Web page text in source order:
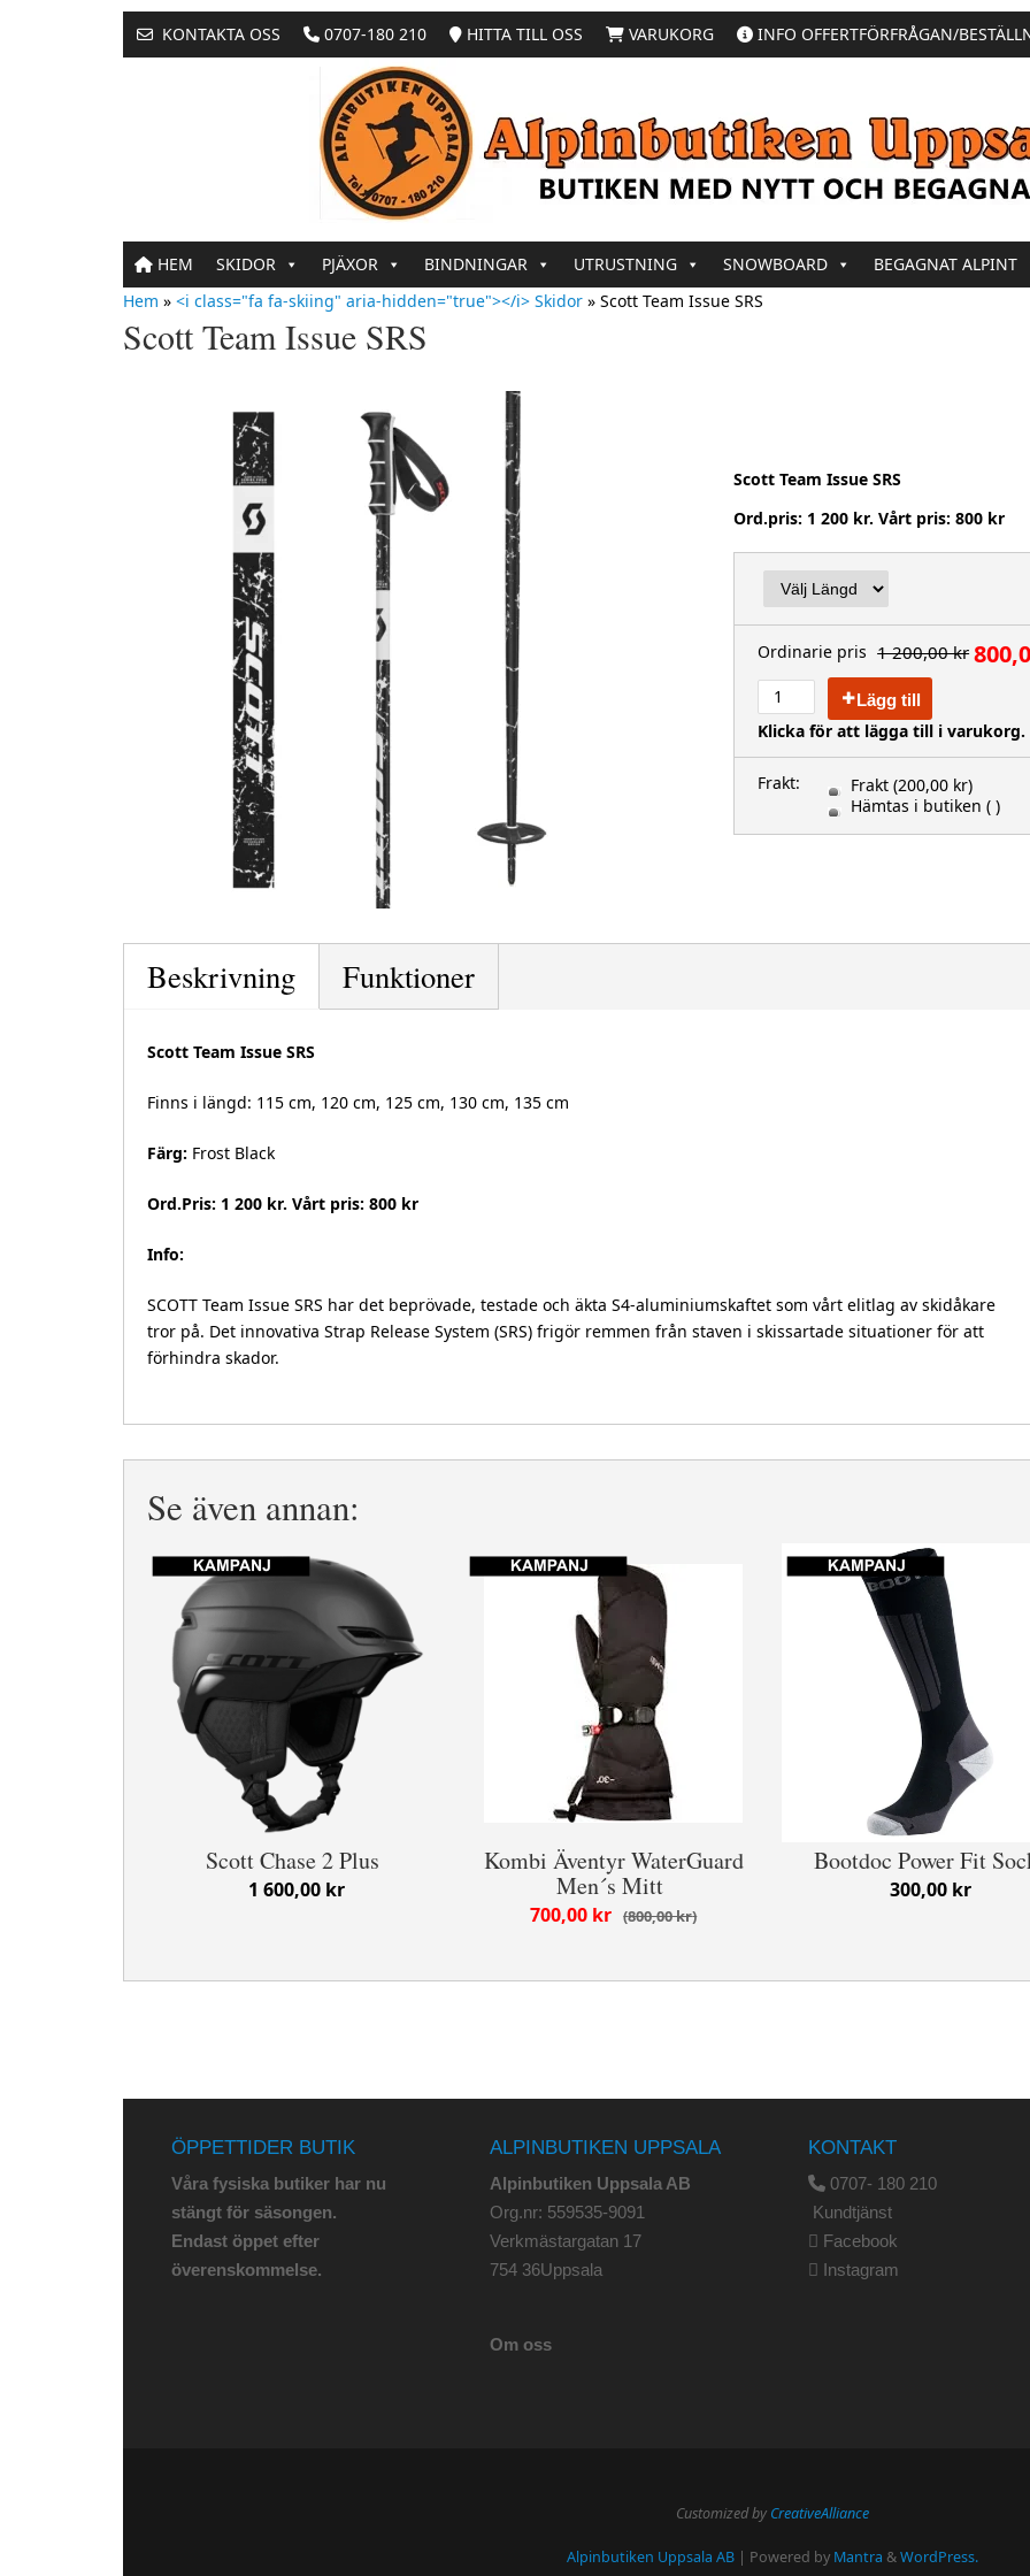
KONTAKTA OSS 0707-180 210 HITTA TILL OSS VARUKORG INFO OFFERTFÖRFRÅGAN/
HEM SKIDOR PJÄXOR BINDNINGAR UTRUSTNING SNOWBOARD
BEGAGNAT ALPINT
Hem » <i class="fa fa-skiing" aria-hidden="true"></i> Skidor » Scott Team Issue SRS
Scott Team Issue SRS
Scott Team Issue SRS
Ord.pris: 1 200 kr. Vårt pris: 800 kr
Ordinarie pris 1 200,00 kr
Lägg till
Klicka för att lägga till i varukorg.
Frakt: Frakt (200,00 kr)
Hämtas i butiken ( )
Beskrivning Funktioner
Scott Team Issue SRS
Finns i längd: 115 cm, 120 cm, 125 cm, 130 cm, 135 cm
Färg: Frost Black
Ord.Pris: 1 200 kr. Vårt pris: 800 kr
Info:
SCOTT Team Issue SRS har det beprövade, testade och äkta S4-aluminiumskaftet som vårt elitlag av skidåkare
tror på. Det innovativa Strap Release System (SRS) frigör remmen från staven i skissartade situationer för att
förhindra skador.
Se även annan:
Scott Chase 2 Plus
1 600,00 kr
Kombi Äventyr WaterGuard
Men´s Mitt
800,00 kr
700,00 kr
Bootdoc Power Fit
300,00 kr
ÖPPETTIDER BUTIK
Våra fysiska butiker har nu
stängt för säsongen.
Endast öppet efter
överenskommelse.
ALPINBUTIKEN UPPSALA
Alpinbutiken Uppsala AB
Org.nr: 559535-9091
Verkmästargatan 17
754 36Uppsala
Om oss
KONTAKT
0707- 180 210
Kundtjänst
Facebook
Instagram
Customized by CreativeAlliance
Alpinbutiken Uppsala AB | Powered by Mantra &WordPress.